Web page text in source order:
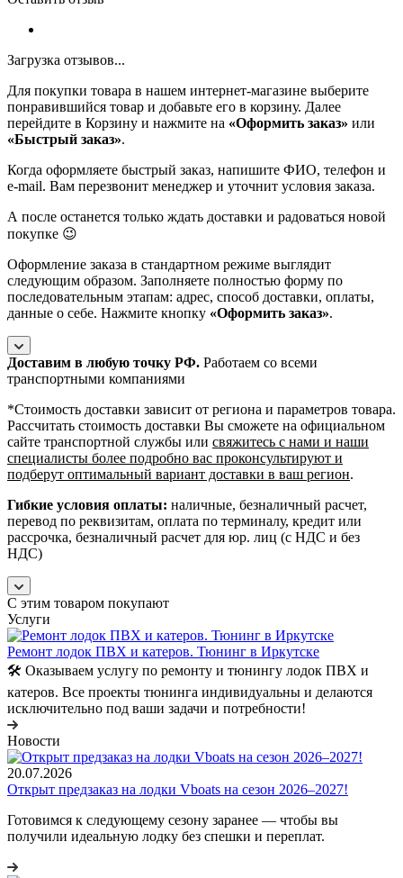
Загрузка отзывов...
Для покупки товара в нашем интернет-магазине выберите
понравившийся товар и добавьте его в корзину. Далее
перейдите в Корзину и нажмите на «Оформить заказ» или
«Быстрый заказ».
Когда оформляете быстрый заказ, напишите ФИО, телефон и
e-mail. Вам перезвонит менеджер и уточнит условия заказа.
А после останется только ждать доставки и радоваться новой
покупке 😉
Оформление заказа в стандартном режиме выглядит
следующим образом. Заполняете полностью форму по
последовательным этапам: адрес, способ доставки, оплаты,
данные о себе. Нажмите кнопку «Оформить заказ».
Доставим в любую точку РФ. Работаем со всеми
транспортными компаниями
*Cтоимость доставки зависит от региона и параметров товара.
Рассчитать стоимость доставки Вы сможете на официальном
сайте транспортной службы или свяжитесь с нами и наши
специалисты более подробно вас проконсультируют и
подберут оптимальный вариант доставки в ваш регион.
Гибкие условия оплаты: наличные, безналичный расчет,
перевод по реквизитам, оплата по терминалу, кредит или
рассрочка, безналичный расчет для юр. лиц (с НДС и без
НДС)
С этим товаром покупают
Услуги
Ремонт лодок ПВХ и катеров. Тюнинг в Иркутске
🛠️ Оказываем услугу по ремонту и тюнингу лодок ПВХ и
катеров. Все проекты тюнинга индивидуальны и делаются
исключительно под ваши задачи и потребности!
Новости
20.07.2026
Открыт предзаказ на лодки Vboats на сезон 2026–2027!
Готовимся к следующему сезону заранее — чтобы вы
получили идеальную лодку без спешки и переплат.